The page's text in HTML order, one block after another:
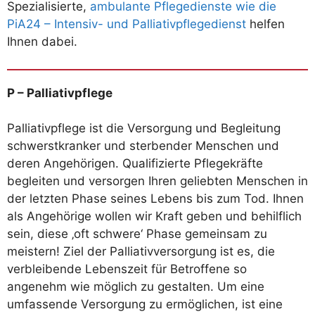
Spezialisierte, ambulante Pflegedienste wie die
PiA24 – Intensiv- und Palliativpflegedienst helfen
Ihnen dabei.
P – Palliativpflege
Palliativpflege ist die Versorgung und Begleitung
schwerstkranker und sterbender Menschen und
deren Angehörigen. Qualifizierte Pflegekräfte
begleiten und versorgen Ihren geliebten Menschen in
der letzten Phase seines Lebens bis zum Tod. Ihnen
als Angehörige wollen wir Kraft geben und behilflich
sein, diese ‚oft schwere‘ Phase gemeinsam zu
meistern! Ziel der Palliativversorgung ist es, die
verbleibende Lebenszeit für Betroffene so
angenehm wie möglich zu gestalten. Um eine
umfassende Versorgung zu ermöglichen, ist eine